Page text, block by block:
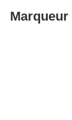
Marqueur